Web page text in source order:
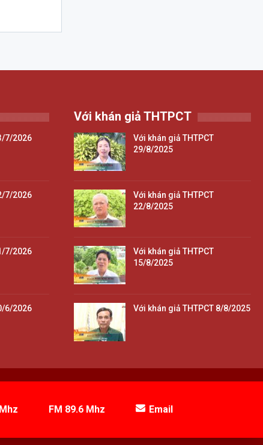
7/2026
7/2026
7/2026
6/2026
Với khán giả THTPCT
Với khán giả THTPCT
29/8/2025
Với khán giả THTPCT
22/8/2025
Với khán giả THTPCT
15/8/2025
Với khán giả THTPCT 8/8/2025
FM 89.6 Mhz Email